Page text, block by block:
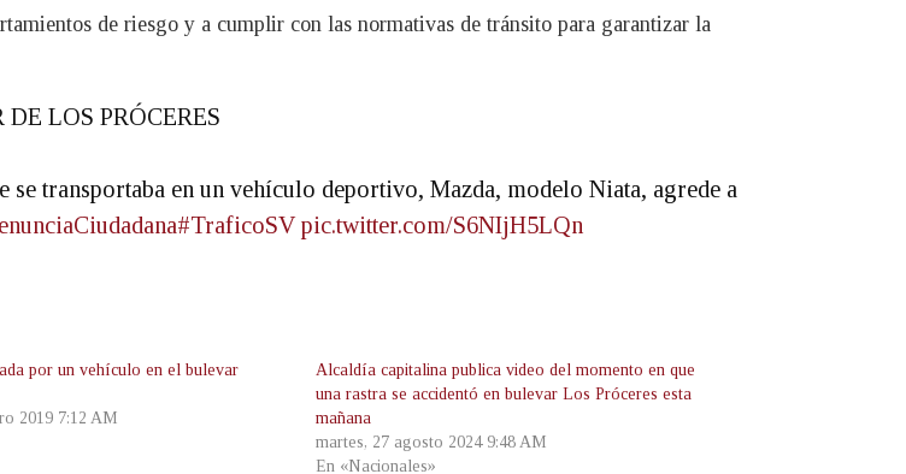
de riesgo y a cumplir con las normativas de tránsito para garantizar la
LOS PRÓCERES
se transportaba en un vehículo deportivo, Mazda, modelo Niata, agrede a
#TraficoSV pic.twitter.com/S6NIjH5LQn
por un vehículo en el bulevar
2019 7:12 AM
Alcaldía capitalina publica video del momento en que
una rastra se accidentó en bulevar Los Próceres esta
mañana
martes, 27 agosto 2024 9:48 AM
En «Nacionales»